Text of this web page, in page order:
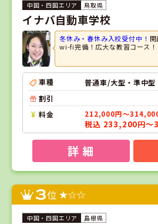
鳥取県
イナバ自動車学校
冬休み・春休み入校受付中！ 関
wi-fi完備！広大な教習コース！
車種
普通車/大型・準中型
割引
料金
212,000円～
税込 233,200円～
詳 細
3位
島根県